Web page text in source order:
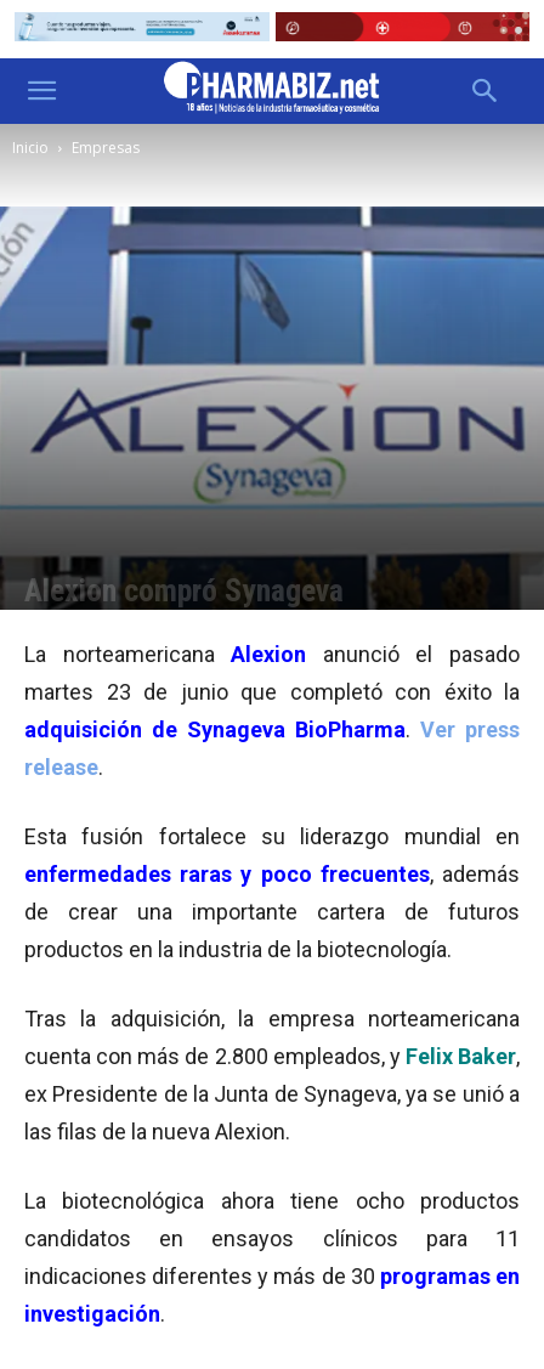
Inicio Empresas
Alexion compró Synageva
La norteamericanaAlexion anunció el pasado
martes 23 de junio que completó con éxito la
adquisición de Synageva BioPharma. Ver press
release.
Esta fusión fortalece su liderazgo mundial en
enfermedades raras y poco frecuentes, además
de crear una importante cartera de futuros
productos en la industria de la biotecnología.
Tras la adquisición, la empresa norteamericana
cuenta con más de 2.800 empleados, y Felix Baker,
ex Presidente de la Junta de Synageva, ya se unió a
las filas de la nueva Alexion.
La biotecnológica ahora tiene ocho productos
candidatos en ensayos clínicos para 11
indicaciones diferentes y más de 30 programas en
investigación.